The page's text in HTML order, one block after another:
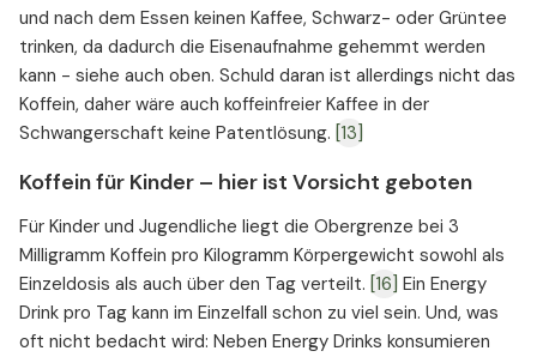
und nach dem Essen keinen Kaffee, Schwarz- oder Grüntee
trinken, da dadurch die Eisenaufnahme gehemmt werden
kann - siehe auch oben. Schuld daran ist allerdings nicht das
Koffein, daher wäre auch koffeinfreier Kaffee in der
Schwangerschaft keine Patentlösung. [13]
Koffein für Kinder – hier ist Vorsicht geboten
Für Kinder und Jugendliche liegt die Obergrenze bei 3
Milligramm Koffein pro Kilogramm Körpergewicht sowohl als
Einzeldosis als auch über den Tag verteilt. [16] Ein Energy
Drink pro Tag kann im Einzelfall schon zu viel sein. Und, was
oft nicht bedacht wird: Neben Energy Drinks konsumieren